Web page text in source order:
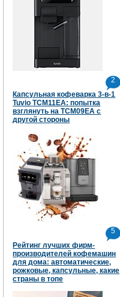
2
Капсульная кофеварка 3-в-1
Tuvio TCM11EA: попытка
взглянуть на TCM09EA с
другой стороны
5
Рейтинг лучших фирм-
производителей кофемашин
для дома: автоматические,
рожковые, капсульные, какие
страны в топе